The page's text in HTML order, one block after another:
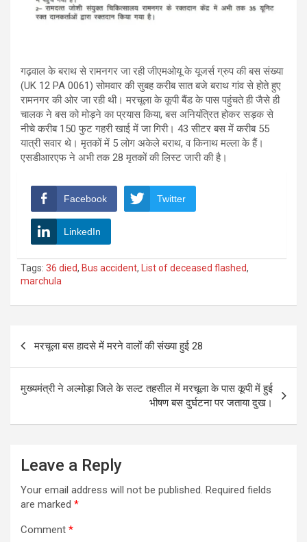
गढ़वाल के बराथ से रामनगर जा रही जीएमओयू के यूजर्स ग्रुप की बस संख्या
(UK 12 PA 0061) सोमवार की सुबह करीब सात बजे बराथ गांव से होते हुए
रामनगर की ओर जा रही थी। मरचूला के कूपी बैंड के पास पहुंचते ही जैसे ही
चालक ने बस को मोड़ने का प्रयास किया, बस अनियंत्रित होकर सड़क से
नीचे करीब 150 फुट गहरी खाई में जा गिरी। 43 सीटर बस में करीब 55
यात्री सवार थे। मृतकों में 5 लोग अकेले बराथ, व किनाथ मल्ला के हैं।
एसडीआरएफ ने अभी तक 28 मृतकों की लिस्ट जारी की है।
Facebook Twitter
LinkedIn
Tags: 36 died, Bus accident, List of deceased flashed,
marchula
navigation
मरचूला बस हादसे में मरने वालों की संख्या हुई 28
मुख्यमंत्री ने अल्मोड़ा जिले के सल्ट तहसील में मरचूला के पास कूपी में हुई
भीषण बस दुर्घटना पर जताया दुख।
Leave a Reply
Your email address will not be published. Required fields
are marked *
Comment *